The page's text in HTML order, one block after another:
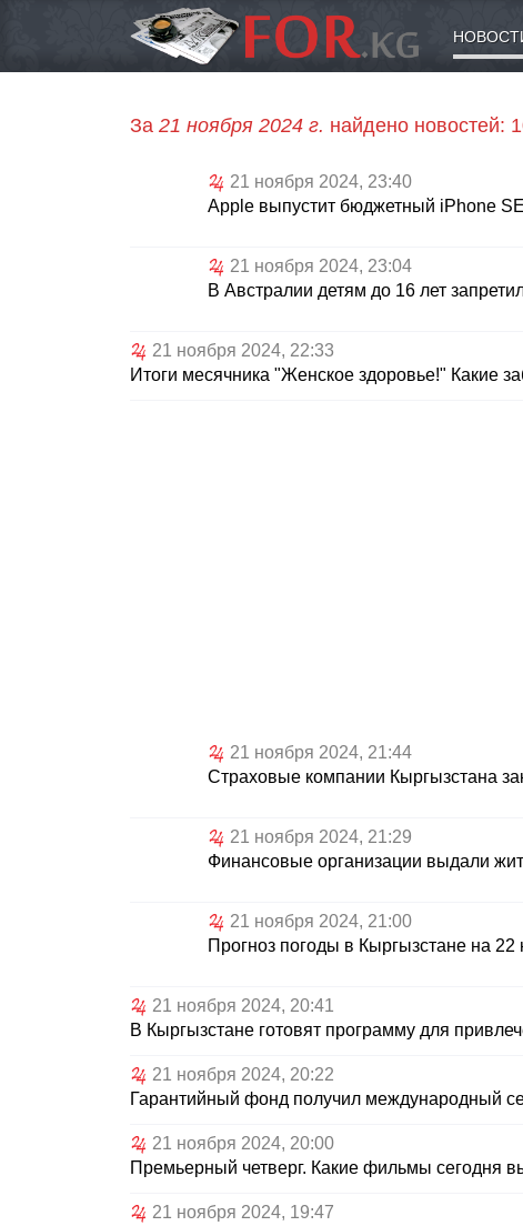
За 21 ноября 2024 г. найдено новостей:
21 ноября 2024, 23:40
Apple выпустит бюджетный iPhone
21 ноября 2024, 23:04
В Австралии детям до 16 лет
21 ноября 2024, 22:33
Итоги месячника "Женское здоровье!" Какие
21 ноября 2024, 21:44
Страховые компании Кыргызстана
21 ноября 2024, 21:29
Финансовые организации выдали
21 ноября 2024, 21:00
Прогноз погоды в Кыргызстане на
21 ноября 2024, 20:41
В Кыргызстане готовят программу для
21 ноября 2024, 20:22
Гарантийный фонд получил международный
21 ноября 2024, 20:00
Премьерный четверг. Какие фильмы сегодня
21 ноября 2024, 19:47